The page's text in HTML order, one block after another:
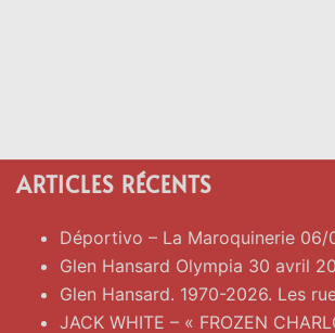
ARTICLES RÉCENTS
Déportivo – La Maroquinerie
Glen Hansard Olympia 30 avril
Glen Hansard. 1970-2026. Les
JACK WHITE – « FROZEN